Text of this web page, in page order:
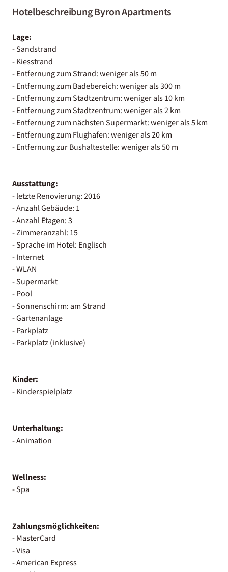
Hotelbeschreibung Byron Apartments
Lage:
- Sandstrand
- Kiesstrand
- Entfernung zum Strand: weniger als 50 m
- Entfernung zum Badebereich: weniger als 300 m
- Entfernung zum Stadtzentrum: weniger als 10 km
- Entfernung zum Stadtzentrum: weniger als 2 km
- Entfernung zum nächsten Supermarkt: weniger als 5 km
- Entfernung zum Flughafen: weniger als 20 km
- Entfernung zur Bushaltestelle: weniger als 50 m
Ausstattung:
- letzte Renovierung: 2016
- Anzahl Gebäude: 1
- Anzahl Etagen: 3
- Zimmeranzahl: 15
- Sprache im Hotel: Englisch
- Internet
- WLAN
- Supermarkt
- Pool
- Sonnenschirm: am Strand
- Gartenanlage
- Parkplatz
- Parkplatz (inklusive)
Kinder:
- Kinderspielplatz
Unterhaltung:
- Animation
Wellness:
- Spa
Zahlungsmöglichkeiten:
- MasterCard
- Visa
- American Express